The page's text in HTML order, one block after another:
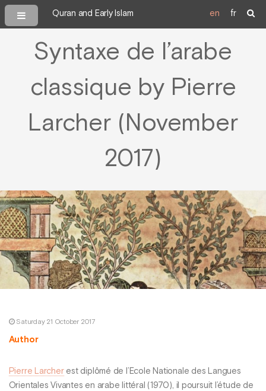
Quran and Early Islam en fr
Syntaxe de l’arabe
classique by Pierre
Larcher (November
2017)
Saturday 21 October 2017
Author
Pierre Larcherest diplômé de l’Ecole Nationale des Langues
Orientales Vivantes en arabe littéral (1970), il poursuit l’étude de